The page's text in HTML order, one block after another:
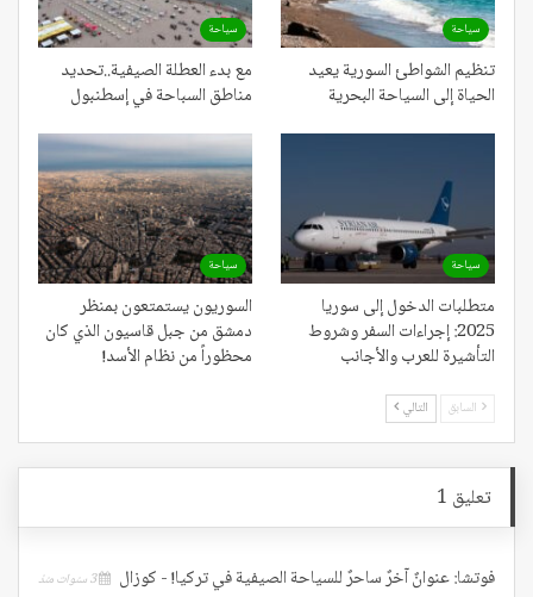
سياحة
تنظيم الشواطئ السورية يعيد
الحياة إلى السياحة البحرية
سياحة
مع بدء العطلة الصيفية..تحديد
مناطق السباحة في إسطنبول
سياحة
متطلبات الدخول إلى سوريا
2025: إجراءات السفر وشروط
التأشيرة للعرب والأجانب
سياحة
السوريون يستمتعون بمنظر
دمشق من جبل قاسيون الذي كان
محظوراً من نظام الأسد!
السابق التالي
تعليق 1
فوتشا: عنوانٌ آخرٌ ساحرٌ للسياحة الصيفية في تركيا! - كوزال 3 سنوات منذ